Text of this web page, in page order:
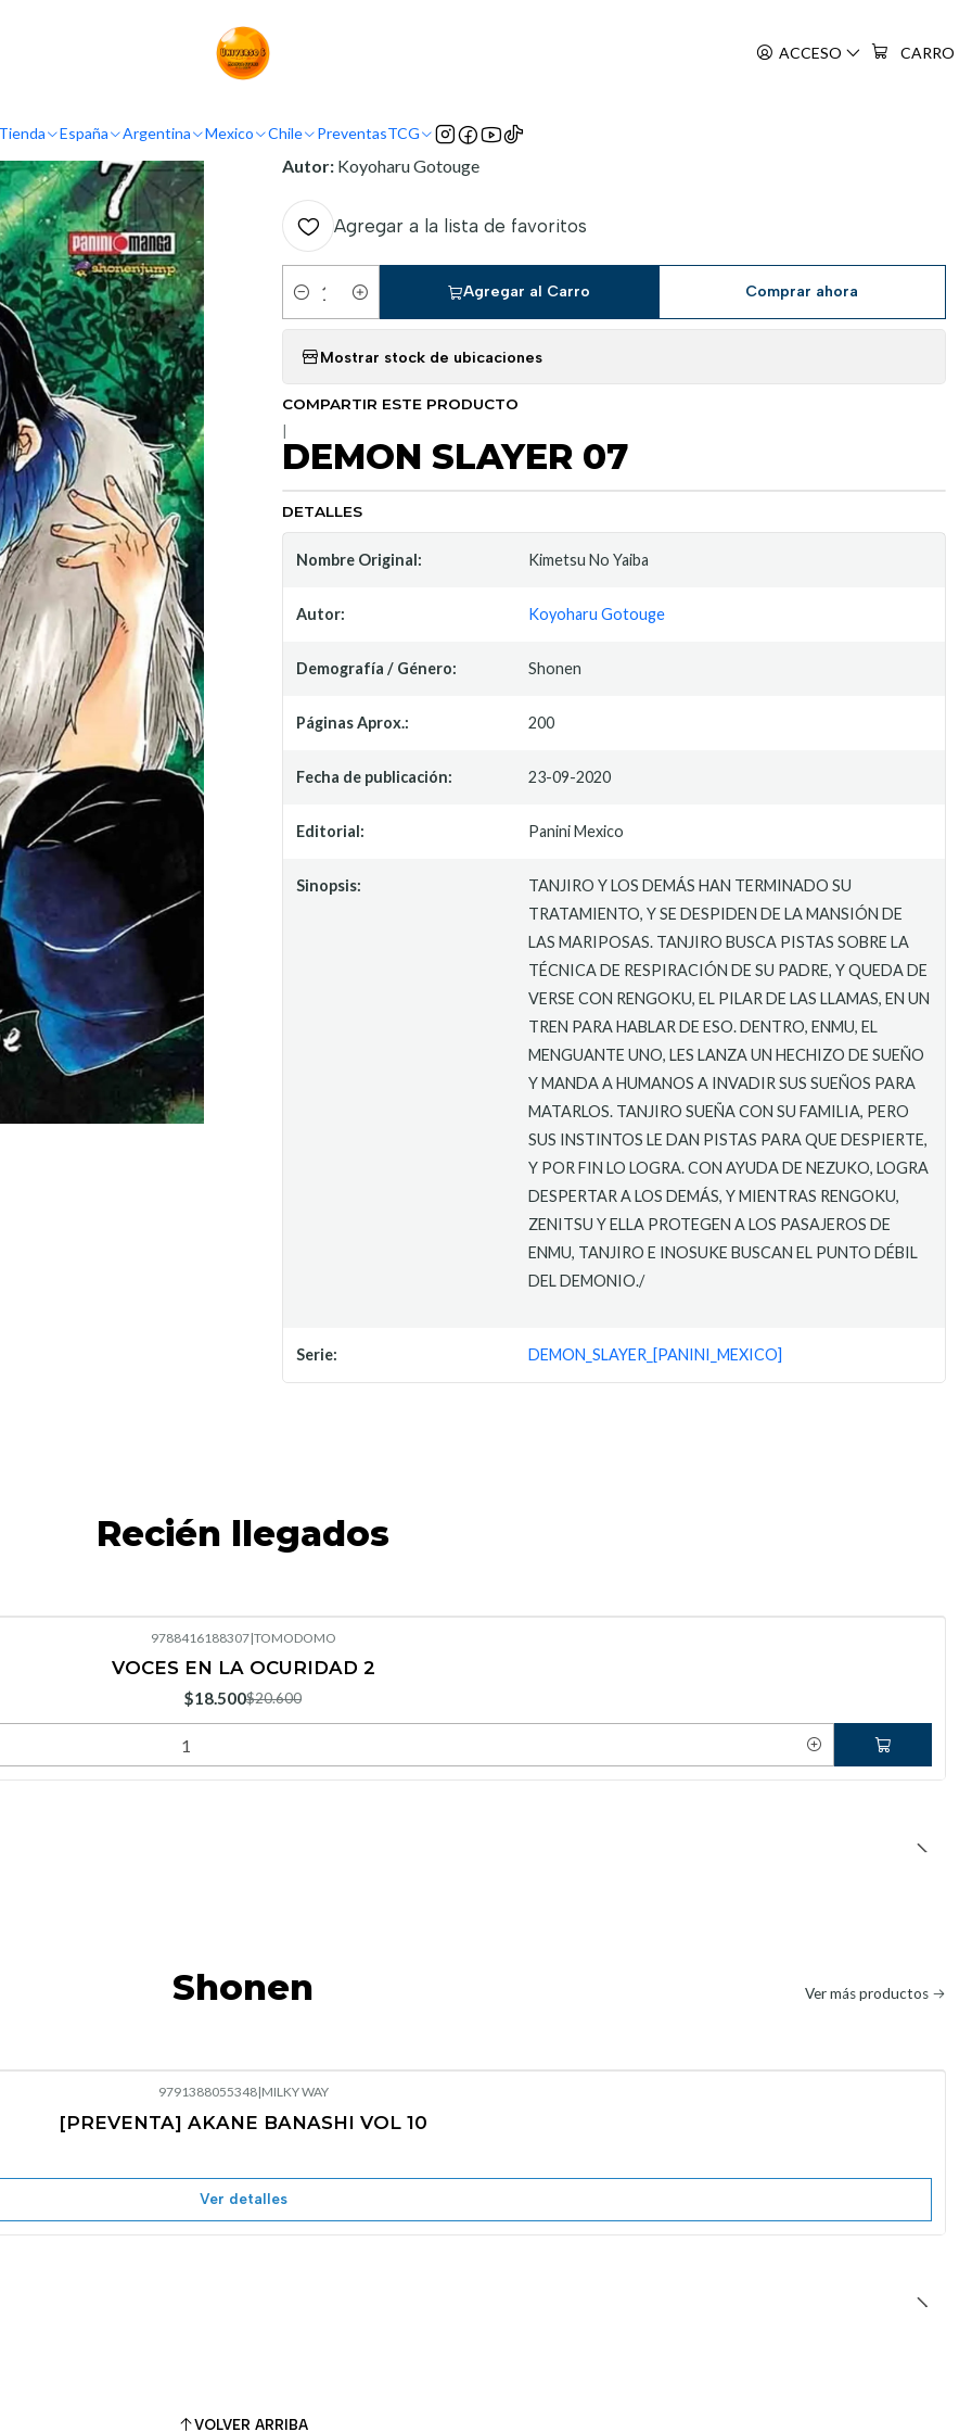
ACCESO CARRO
Tienda España Argentina Mexico Chile PreventasTCG
Nombre original:Kimetsu No Yaiba
Autor: Koyoharu Gotouge
Agregar a la lista de favoritos
Cantidad
Agregar al Carro Comprar ahora
Mostrar stock de ubicaciones
COMPARTIR ESTE PRODUCTO
DEMON SLAYER 07
DETALLES
Nombre Original: Kimetsu No Yaiba
Autor: Koyoharu Gotouge
Demografía / Género: Shonen
Páginas Aprox.: 200
Fecha de publicación: 23-09-2020
Editorial: Panini Mexico
Sinopsis:
TANJIRO Y LOS DEMÁS HAN TERMINADO SU
TRATAMIENTO, Y SE DESPIDEN DE LA MANSIÓN DE
LAS MARIPOSAS. TANJIRO BUSCA PISTAS SOBRE LA
TÉCNICA DE RESPIRACIÓN DE SU PADRE, Y QUEDA DE
VERSE CON RENGOKU, EL PILAR DE LAS LLAMAS, EN UN
TREN PARA HABLAR DE ESO. DENTRO, ENMU, EL
MENGUANTE UNO, LES LANZA UN HECHIZO DE SUEÑO
Y MANDA A HUMANOS A INVADIR SUS SUEÑOS PARA
MATARLOS. TANJIRO SUEÑA CON SU FAMILIA, PERO
SUS INSTINTOS LE DAN PISTAS PARA QUE DESPIERTE,
Y POR FIN LO LOGRA. CON AYUDA DE NEZUKO, LOGRA
DESPERTAR A LOS DEMÁS, Y MIENTRAS RENGOKU,
ZENITSU Y ELLA PROTEGEN A LOS PASAJEROS DE
ENMU, TANJIRO E INOSUKE BUSCAN EL PUNTO DÉBIL
DEL DEMONIO./
Serie: DEMON_SLAYER_[PANINI_MEXICO]
Recién llegados
9788416188307|TOMODOMO
VOCES EN LA OCURIDAD 2
$18.500$20.600
Shonen Ver más productos
9791388055348|MILKY WAY
[PREVENTA] AKANE BANASHI VOL 10
Ver detalles
VOLVER ARRIBA